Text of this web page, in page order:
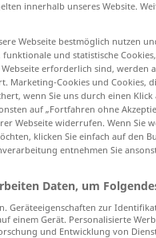
tüdelig unbeholfen
tüdeligverwirrt, senil
innerhalb unseres Website.
Webseite bestmöglich nutzen
und statistische
erforderlich sind, werden
Marketing-Cookies und Cookies,
wenn Sie uns durch einen
auf „Fortfahren ohne
Webseite widerrufen. Wenn Sie
klicken Sie einfach auf den
entnehmen Sie
Daten, um
Geräteeigenschaften zur
einem Gerät. Personalisierte
und Entwicklung von